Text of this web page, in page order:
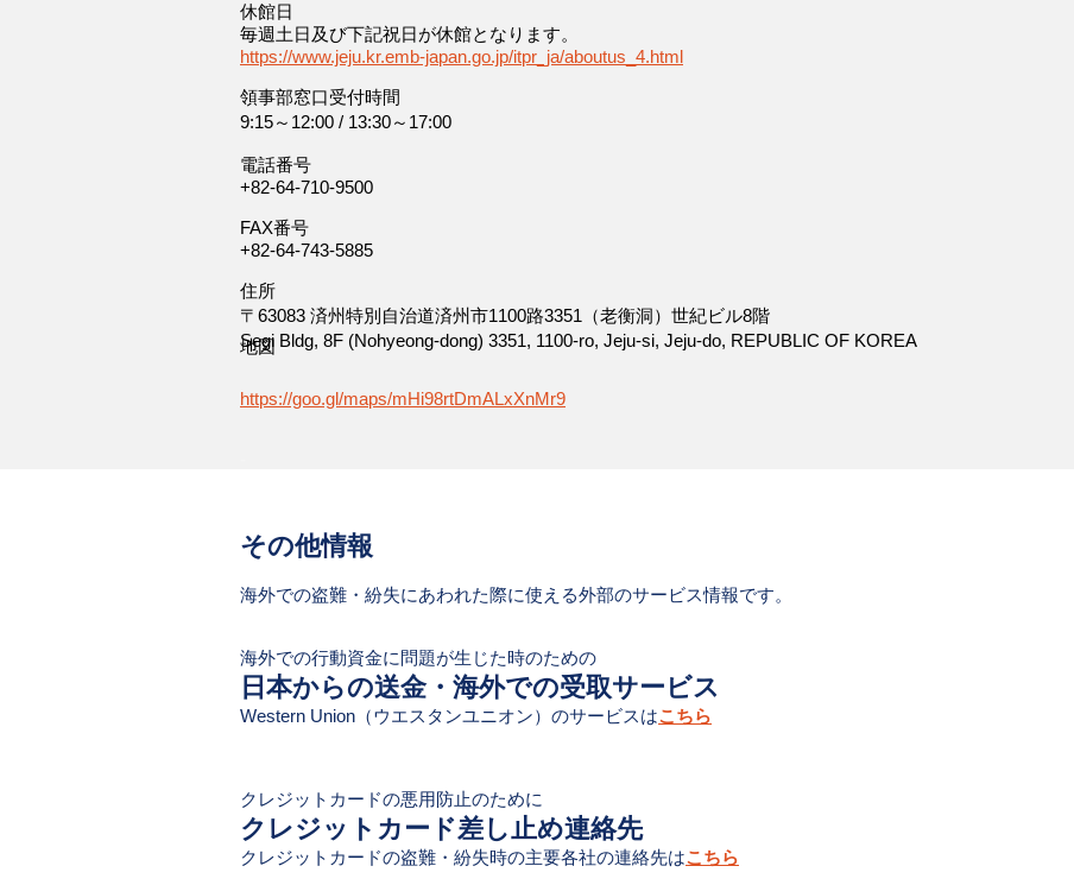
休館日
毎週土日及び下記祝日が休館となります。
https://www.jeju.kr.emb-japan.go.jp/itpr_ja/aboutus_4.html
領事部窓口受付時間
9:15～12:00 / 13:30～17:00
電話番号
+82-64-710-9500
FAX番号
+82-64-743-5885
住所
〒63083 済州特別自治道済州市1100路3351（老衡洞）世紀ビル8階
Segi Bldg, 8F (Nohyeong-dong) 3351, 1100-ro, Jeju-si, Jeju-do, REPUBLIC OF KOREA
​地図
https://goo.gl/maps/mHi98rtDmALxXnMr9
​その他情報
海外での盗難・紛失にあわれた際に使える外部のサービス情報です。
海外での行動資金に問題が生じた時のための
日本からの送金・海外での受取サービス
​Western Union（ウエスタンユニオン）のサービスはこちら
クレジットカードの悪用防止のために
クレジットカード差し止め連絡先
クレジットカードの盗難・紛失時の主要各社の連絡先はこちら